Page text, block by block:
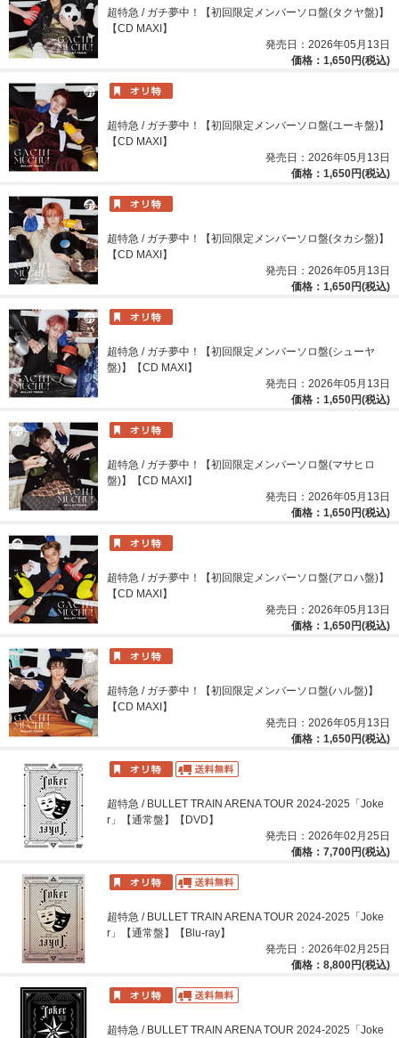
超特急 / ガチ夢中！【初回限定メンバーソロ盤(タクヤ盤)】
【CD MAXI】
発売日：2026年05月13日
価格：1,650円(税込)
超特急 / ガチ夢中！【初回限定メンバーソロ盤(ユーキ盤)】
【CD MAXI】
発売日：2026年05月13日
価格：1,650円(税込)
超特急 / ガチ夢中！【初回限定メンバーソロ盤(タカシ盤)】
【CD MAXI】
発売日：2026年05月13日
価格：1,650円(税込)
超特急 / ガチ夢中！【初回限定メンバーソロ盤(シューヤ
盤)】【CD MAXI】
発売日：2026年05月13日
価格：1,650円(税込)
超特急 / ガチ夢中！【初回限定メンバーソロ盤(マサヒロ
盤)】【CD MAXI】
発売日：2026年05月13日
価格：1,650円(税込)
超特急 / ガチ夢中！【初回限定メンバーソロ盤(アロハ盤)】
【CD MAXI】
発売日：2026年05月13日
価格：1,650円(税込)
超特急 / ガチ夢中！【初回限定メンバーソロ盤(ハル盤)】
【CD MAXI】
発売日：2026年05月13日
価格：1,650円(税込)
超特急 / BULLET TRAIN ARENA TOUR 2024-2025「Joke
r」【通常盤】【DVD】
発売日：2026年02月25日
価格：7,700円(税込)
超特急 / BULLET TRAIN ARENA TOUR 2024-2025「Joke
r」【通常盤】【Blu-ray】
発売日：2026年02月25日
価格：8,800円(税込)
超特急 / BULLET TRAIN ARENA TOUR 2024-2025「Joke